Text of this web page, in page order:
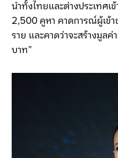
นำทั้งไทยและต่างประเทศเ
2,500 คูหา คาดการณ์ผู้เข้
ราย และคาดว่าจะสร้างมูล
บาท”